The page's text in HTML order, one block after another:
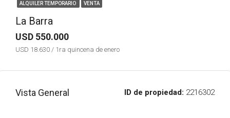
ALQUILER TEMPORARIO VENTA
La Barra
USD 550.000
USD 18.630 / 1ra quincena de enero
Vista General ID de propiedad: 2216302